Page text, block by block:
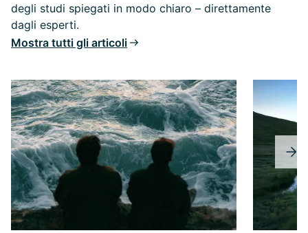
degli studi spiegati in modo chiaro – direttamente
dagli esperti.
Mostra tutti gli articoli